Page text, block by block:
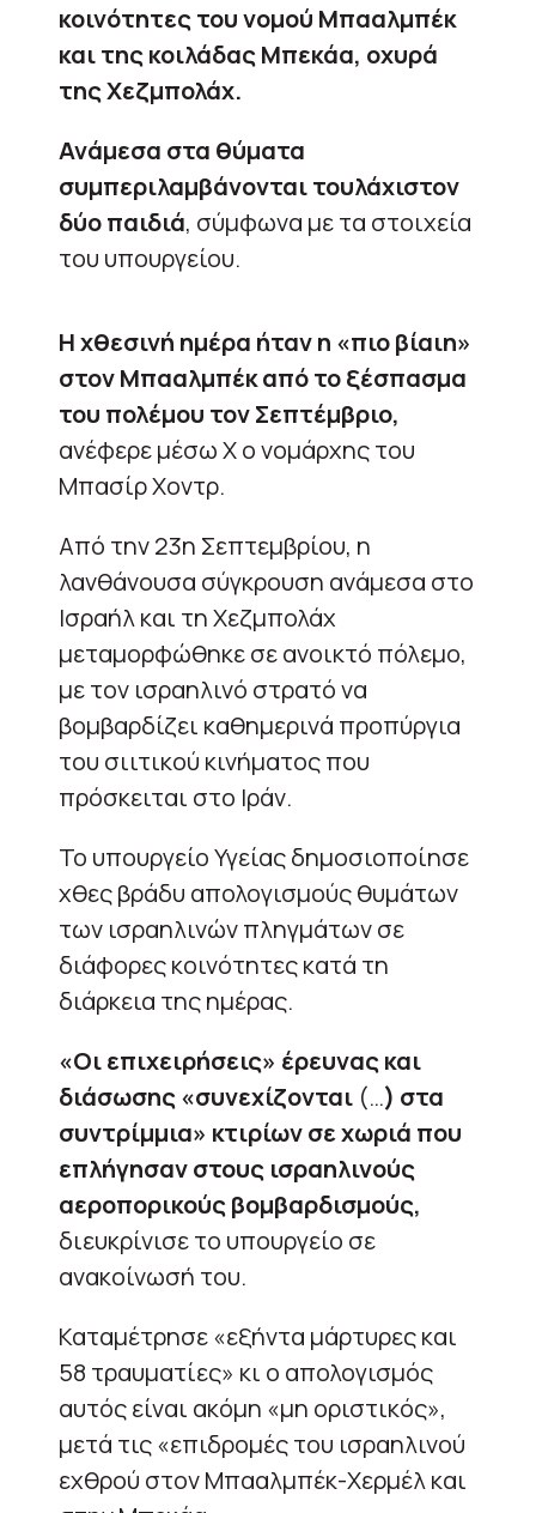
κοινότητες του νομού Μπααλμπέκ
και της κοιλάδας Μπεκάα, οχυρά
της Χεζμπολάχ.
Ανάμεσα στα θύματα
συμπεριλαμβάνονται τουλάχιστον
δύο παιδιά, σύμφωνα με τα στοιχεία
του υπουργείου.
Η χθεσινή ημέρα ήταν η «πιο βίαιη»
στον Μπααλμπέκ από το ξέσπασμα
του πολέμου τον Σεπτέμβριο,
ανέφερε μέσω X ο νομάρχης του
Μπασίρ Χοντρ.
Από την 23η Σεπτεμβρίου, η
λανθάνουσα σύγκρουση ανάμεσα στο
Ισραήλ και τη Χεζμπολάχ
μεταμορφώθηκε σε ανοικτό πόλεμο,
με τον ισραηλινό στρατό να
βομβαρδίζει καθημερινά προπύργια
του σιιτικού κινήματος που
πρόσκειται στο Ιράν.
Το υπουργείο Υγείας δημοσιοποίησε
χθες βράδυ απολογισμούς θυμάτων
των ισραηλινών πληγμάτων σε
διάφορες κοινότητες κατά τη
διάρκεια της ημέρας.
«Οι επιχειρήσεις» έρευνας και
διάσωσης «συνεχίζονται (…) στα
συντρίμμια» κτιρίων σε χωριά που
επλήγησαν στους ισραηλινούς
αεροπορικούς βομβαρδισμούς,
διευκρίνισε το υπουργείο σε
ανακοίνωσή του.
Καταμέτρησε «εξήντα μάρτυρες και
58 τραυματίες» κι ο απολογισμός
αυτός είναι ακόμη «μη οριστικός»,
μετά τις «επιδρομές του ισραηλινού
εχθρού στον Μπααλμπέκ-Χερμέλ και